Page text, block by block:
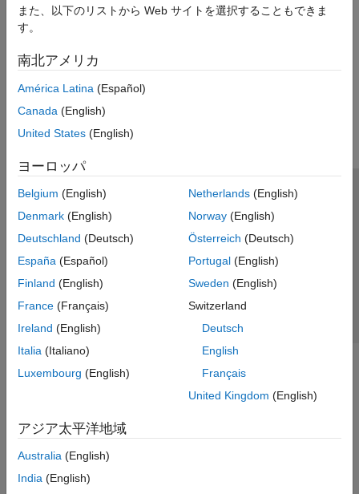
また、以下のリストから Web サイトを選択することもできま
す。
南北アメリカ
América Latina (Español)
Canada (English)
United States (English)
ヨーロッパ
Belgium (English)
Denmark (English)
Deutschland (Deutsch)
España (Español)
Finland (English)
France (Français)
Ireland (English)
Italia (Italiano)
Luxembourg (English)
Netherlands(English)
Norway(English)
Österreich (Deutsch)
Portugal(English)
Sweden (English)
Switzerland
Deutsch
English
Français
United Kingdom (English)
アジア太平洋地域
Australia (English)
India (English)
トラストセンター
プライバシー ポリシー
違法コピー防止
アプリケーション ステータス
© 1994-2026 The MathWorks, Inc.